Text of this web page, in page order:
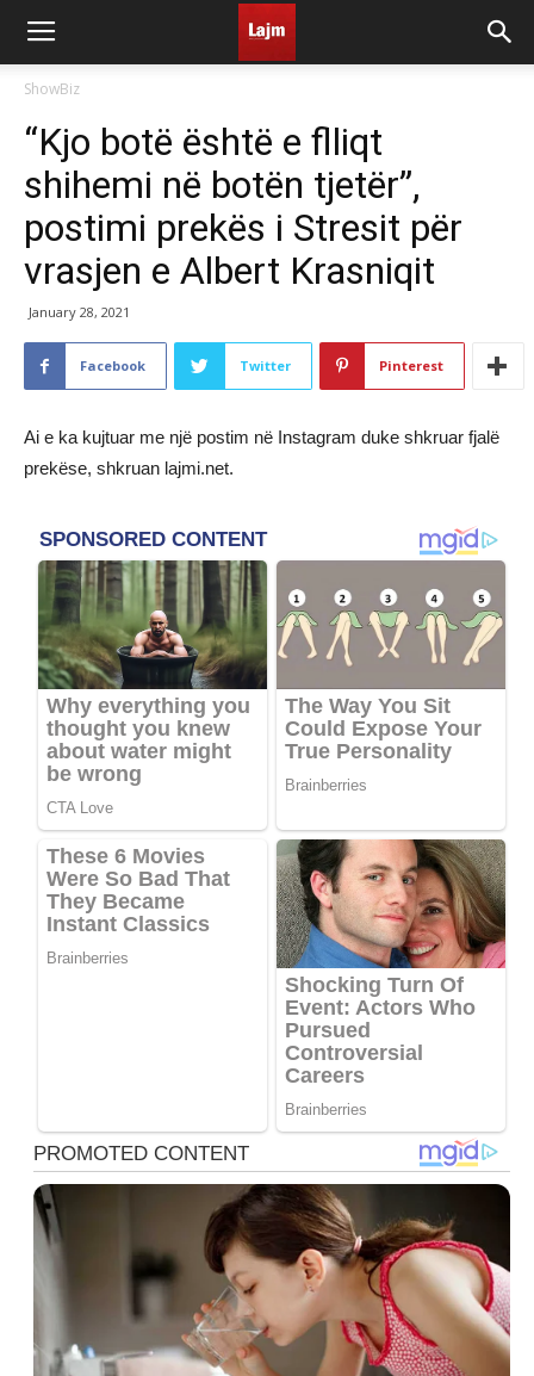
ShowBiz
“Kjo botë është e flliqt
shihemi në botën tjetër”,
postimi prekës i Stresit për
vrasjen e Albert Krasniqit
January 28, 2021
Facebook Twitter Pinterest
Ai e ka kujtuar me një postim në Instagram duke shkruar fjalë
prekëse, shkruan lajmi.net.